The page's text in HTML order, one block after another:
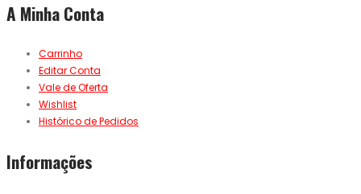
A Minha Conta
Carrinho
Editar Conta
Vale de Oferta
Wishlist
Histórico de Pedidos
Informações